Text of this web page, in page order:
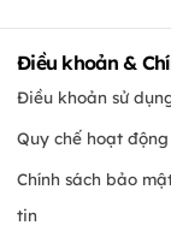
Điều khoản &
Điều khoản sử
Quy chế hoạt động
Chính sách bảo
tin